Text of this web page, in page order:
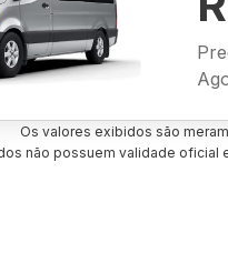
Os valores exibidos são
não possuem validade oficial